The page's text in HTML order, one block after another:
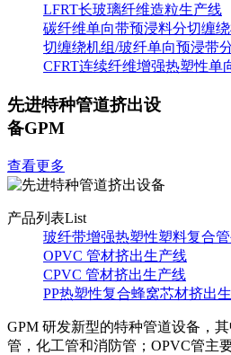
LFRT长玻璃纤维造粒生产线
碳纤维单向带预浸料分切缠
切缠绕机组/玻纤单向预浸带
CFRT连续纤维增强热塑性单
先进特种管道挤出设
备GPM
查看更多
产品列表List
玻纤带增强热塑性塑料复合管
OPVC 管材挤出生产线
CPVC 管材挤出生产线
PP热塑性复合蜂窝芯材挤出
GPM 研发新型的特种管道设备，
管，化工管和消防管；OPVC管主